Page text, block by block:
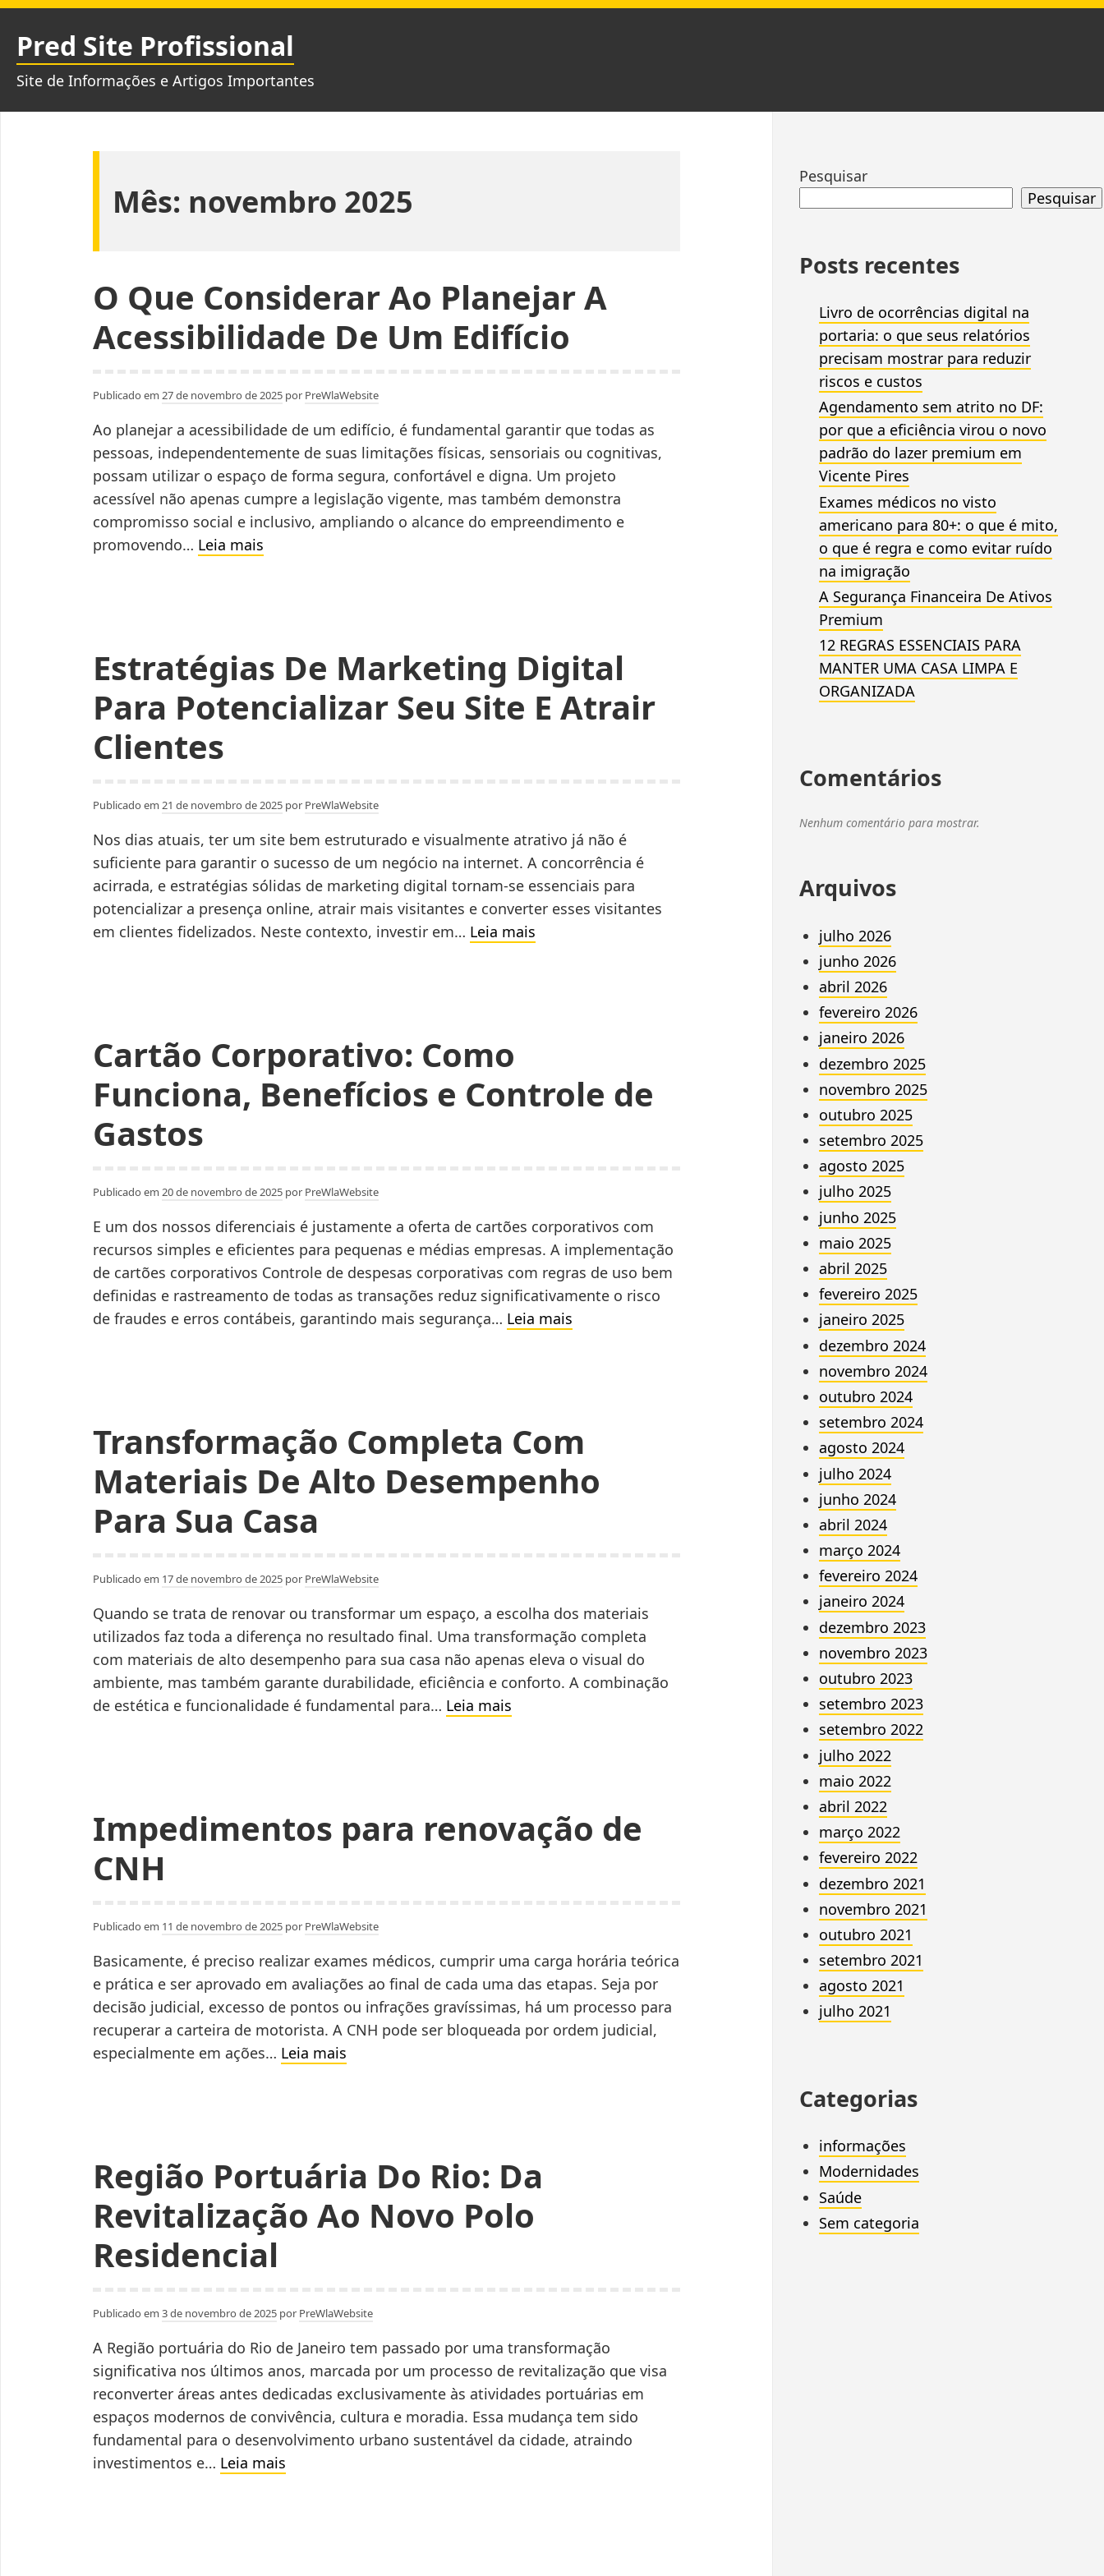
Pular
para
conteúdo
Pred Site Profissional
Site de Informações e Artigos Importantes
Mês: novembro 2025
O Que Considerar Ao Planejar A
Acessibilidade De Um Edifício
Publicado em 27 de novembro de 2025 por PreWlaWebsite
Ao planejar a acessibilidade de um edifício, é fundamental garantir que todas as
pessoas, independentemente de suas limitações físicas, sensoriais ou cognitivas,
possam utilizar o espaço de forma segura, confortável e digna. Um projeto
acessível não apenas cumpre a legislação vigente, mas também demonstra
compromisso social e inclusivo, ampliando o alcance do empreendimento e
promovendo… Leia mais
A
Acessibilidade
De
Estratégias De Marketing Digital
Para Potencializar Seu Site E Atrair
Clientes
Publicado em 21 de novembro de 2025 por PreWlaWebsite
Nos dias atuais, ter um site bem estruturado e visualmente atrativo já não é
suficiente para garantir o sucesso de um negócio na internet. A concorrência é
acirrada, e estratégias sólidas de marketing digital tornam-se essenciais para
potencializar a presença online, atrair mais visitantes e converter esses visitantes
em clientes fidelizados. Neste contexto, investir em… Leia mais
Site
Cartão Corporativo: Como
Funciona, Benefícios e Controle de
Gastos
Publicado em 20 de novembro de 2025 por PreWlaWebsite
E um dos nossos diferenciais é justamente a oferta de cartões corporativos com
recursos simples e eficientes para pequenas e médias empresas. A implementação
de cartões corporativos Controle de despesas corporativas com regras de uso bem
definidas e rastreamento de todas as transações reduz significativamente o risco
de fraudes e erros contábeis, garantindo mais segurança… Leia mais
e
Controle
de
Transformação Completa Com
Materiais De Alto Desempenho
Para Sua Casa
Publicado em 17 de novembro de 2025 por PreWlaWebsite
Quando se trata de renovar ou transformar um espaço, a escolha dos materiais
utilizados faz toda a diferença no resultado final. Uma transformação completa
com materiais de alto desempenho para sua casa não apenas eleva o visual do
ambiente, mas também garante durabilidade, eficiência e conforto. A combinação
de estética e funcionalidade é fundamental para… Leia mais
Alto
Desempenho
Impedimentos para renovação de
CNH
Publicado em 11 de novembro de 2025 por PreWlaWebsite
Basicamente, é preciso realizar exames médicos, cumprir uma carga horária teórica
e prática e ser aprovado em avaliações ao final de cada uma das etapas. Seja por
decisão judicial, excesso de pontos ou infrações gravíssimas, há um processo para
recuperar a carteira de motorista. A CNH pode ser bloqueada por ordem judicial,
especialmente em ações… Leia mais
Região Portuária Do Rio: Da
Revitalização Ao Novo Polo
Residencial
Publicado em 3 de novembro de 2025 por PreWlaWebsite
A Região portuária do Rio de Janeiro tem passado por uma transformação
significativa nos últimos anos, marcada por um processo de revitalização que visa
reconverter áreas antes dedicadas exclusivamente às atividades portuárias em
espaços modernos de convivência, cultura e moradia. Essa mudança tem sido
fundamental para o desenvolvimento urbano sustentável da cidade, atraindo
investimentos e… Leia mais
Ir
Pesquisar
Pesquisar
Posts recentes
Livro de ocorrências digital na
portaria: o que seus relatórios
precisam mostrar para reduzir
riscos e custos
Agendamento sem atrito no DF:
por que a eficiência virou o novo
padrão do lazer premium em
Vicente Pires
Exames médicos no visto
americano para 80+: o que é mito,
o que é regra e como evitar ruído
na imigração
A Segurança Financeira De Ativos
Premium
12 REGRAS ESSENCIAIS PARA
MANTER UMA CASA LIMPA E
ORGANIZADA
Comentários
Nenhum comentário para mostrar.
Arquivos
julho 2026
junho 2026
abril 2026
fevereiro 2026
janeiro 2026
dezembro 2025
novembro 2025
outubro 2025
setembro 2025
agosto 2025
julho 2025
junho 2025
maio 2025
abril 2025
fevereiro 2025
janeiro 2025
dezembro 2024
novembro 2024
outubro 2024
setembro 2024
agosto 2024
julho 2024
junho 2024
abril 2024
março 2024
fevereiro 2024
janeiro 2024
dezembro 2023
novembro 2023
outubro 2023
setembro 2023
setembro 2022
julho 2022
maio 2022
abril 2022
março 2022
fevereiro 2022
dezembro 2021
novembro 2021
outubro 2021
setembro 2021
agosto 2021
julho 2021
Categorias
informações
Modernidades
Saúde
Sem categoria